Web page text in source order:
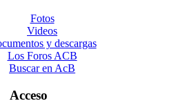
Fotos
Videos
y descargas
Los Foros ACB
Buscar en AcB
Acceso